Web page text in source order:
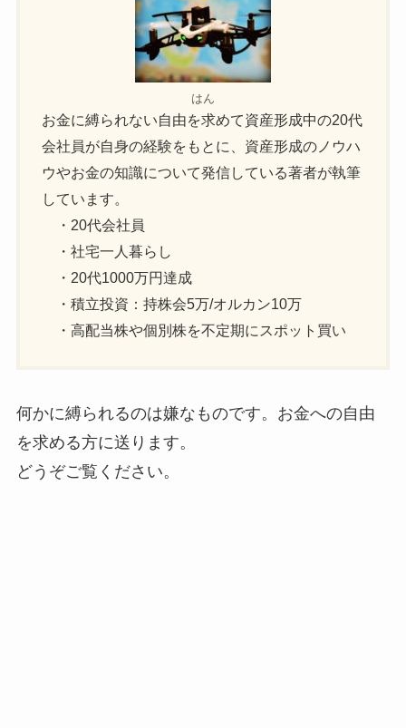
はん
お金に縛られない自由を求めて資産形成中の20代
会社員が自身の経験をもとに、資産形成のノウハ
ウやお金の知識について発信している著者が執筆
しています。
・20代会社員
・社宅一人暮らし
・20代1000万円達成
・積立投資：持株会5万/オルカン10万
・高配当株や個別株を不定期にスポット買い
何かに縛られるのは嫌なものです。お金への自由
を求める方に送ります。
どうぞご覧ください。